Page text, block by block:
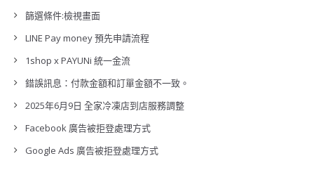
篩選條件:檢視畫面
LINE Pay money 預先申請流程
1shop x PAYUNi 統一金流
錯誤訊息：付款金額和訂單金額不一致。
2025年6月9日 全家冷凍店到店服務調整
Facebook 廣告被拒登處理方式
Google Ads 廣告被拒登處理方式